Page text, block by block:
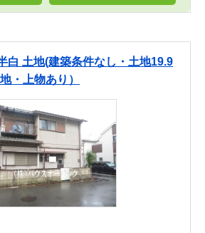
白 土地(建築条件なし・土地19.9
・上物あり）